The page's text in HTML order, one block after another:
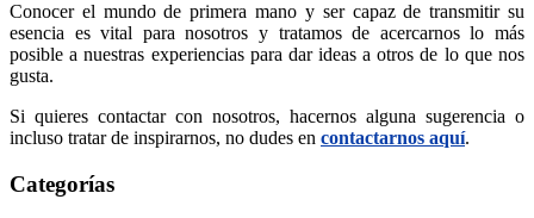
Conocer el mundo de primera mano y ser capaz de transmitir su
esencia es vital para nosotros y tratamos de acercarnos lo más
posible a nuestras experiencias para dar ideas a otros de lo que nos
gusta.
Si quieres contactar con nosotros, hacernos alguna sugerencia o
incluso tratar de inspirarnos, no dudes en contactarnos aquí.
Categorías